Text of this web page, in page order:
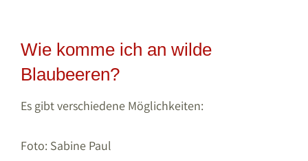
Wie komme ich an wilde
Blaubeeren?
Es gibt verschiedene Möglichkeiten:
Foto: Sabine Paul